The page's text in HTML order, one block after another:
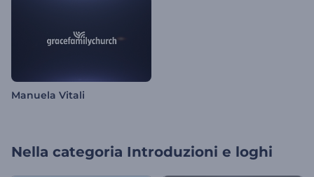
Manuela Vitali
Nella categoria Introduzioni e loghi